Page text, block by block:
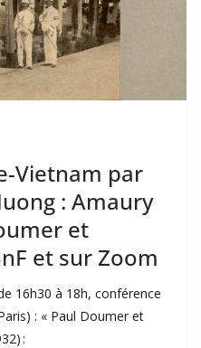
Vietnam par
: Amaury
et
et sur Zoom
16h30 à 18h, conférence
: « Paul Doumer et
: